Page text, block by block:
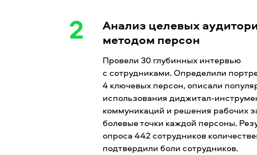
2
Анализ целевых
методом персон
Провели 30 глубинных интервью
с сотрудниками. Определили
4 ключевых персон, описали
использования диджитал-
коммуникаций и решения рабочих
болевые точки каждой персоны.
опроса 442 сотрудников
подтвердили боли сотрудников.